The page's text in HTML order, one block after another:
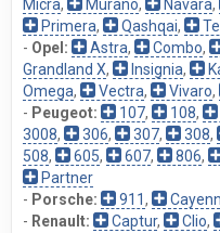
Micra, Murano, Navara,
Primera, Qashqai,
- Opel: Astra, Combo,
Grandland X, Insignia,
Omega, Vectra, Vivaro,
- Peugeot: 107, 108,
3008, 306, 307, 308,
508, 605, 607, 806,
Partner
- Porsche: 911,
- Renault: Captur, Clio,